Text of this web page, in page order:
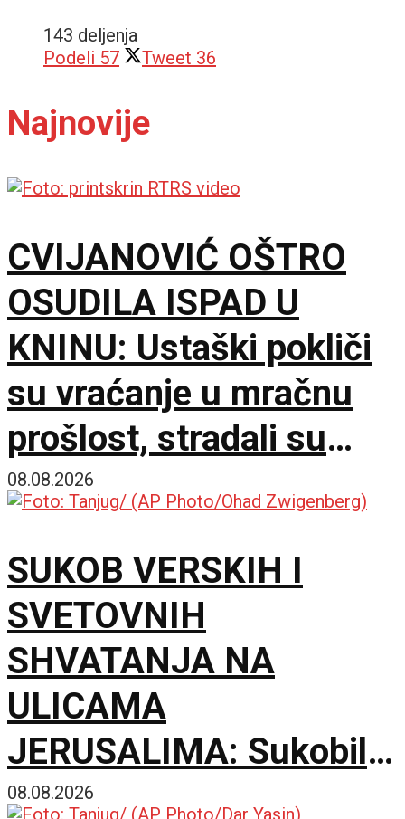
143 deljenja
Podeli 57 Tweet 36
Najnovije
CVIJANOVIĆ OŠTRO
OSUDILA ISPAD U
KNINU: Ustaški pokliči
su vraćanje u mračnu
prošlost, stradali su
samo zato što su bili
08.08.2026
SUKOB VERSKIH I
SVETOVNIH
SHVATANJA NA
ULICAMA
JERUSALIMA: Sukobili
se ultraortodoksni
08.08.2026